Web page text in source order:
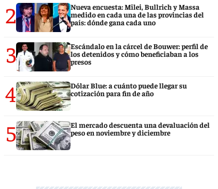
2
Nueva encuesta: Milei, Bullrich y Massa
medido en cada una de las provincias del
país: dónde gana cada uno
3
Escándalo en la cárcel de Bouwer: perfil de
los detenidos y cómo beneficiaban a los
presos
4
Dólar Blue: a cuánto puede llegar su
cotización para fin de año
5
El mercado descuenta una devaluación del
peso en noviembre y diciembre